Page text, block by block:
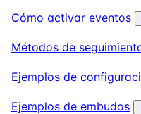
Cómo activar eventos
Métodos de
Ejemplos de
Ejemplos de embudos